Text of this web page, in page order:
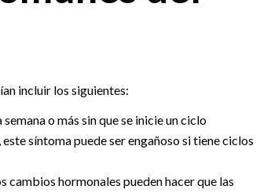
incluir los siguientes:
o más sin que se inicie un ciclo
síntoma puede ser engañoso si tiene ciclos
cambios hormonales pueden hacer que las